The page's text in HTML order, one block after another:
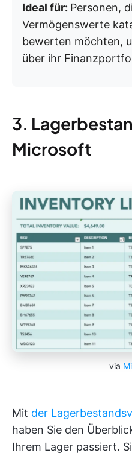
Ideal für: Personen,
Vermögenswerte
bewerten möchten,
über ihr
3.
Microsoft
via
Mit der
haben Sie den
Ihrem Lager passiert.